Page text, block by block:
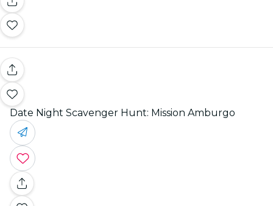
Date Night Scavenger Hunt: Mission Amburgo